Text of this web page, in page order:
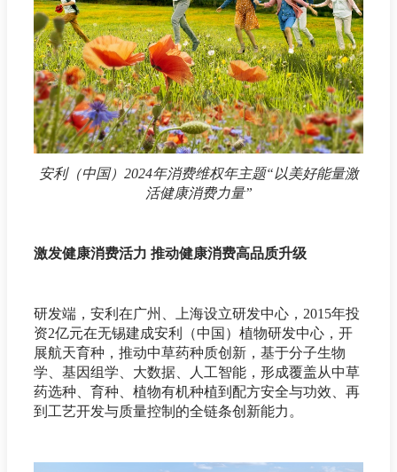
安利（中国）2024年消费维权年主题“以美好能量激
活健康消费力量”
激发健康消费活力 推动健康消费高品质升级
研发端，安利在广州、上海设立研发中心，2015年投
资2亿元在无锡建成安利（中国）植物研发中⼼，开
展航天育种，推动中草药种质创新，基于分子生物
学、基因组学、大数据、人工智能，形成覆盖从中草
药选种、育种、植物有机种植到配方安全与功效、再
到工艺开发与质量控制的全链条创新能力。